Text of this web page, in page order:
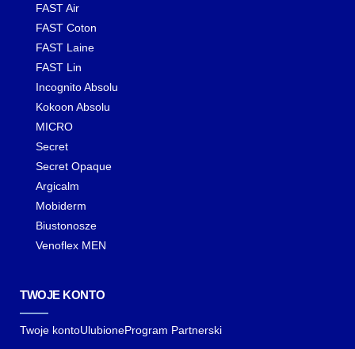
FAST Air
FAST Coton
FAST Laine
FAST Lin
Incognito Absolu
Kokoon Absolu
MICRO
Secret
Secret Opaque
Argicalm
Mobiderm
Biustonosze
Venoflex MEN
TWOJE KONTO
Twoje kontoUlubioneProgram Partnerski